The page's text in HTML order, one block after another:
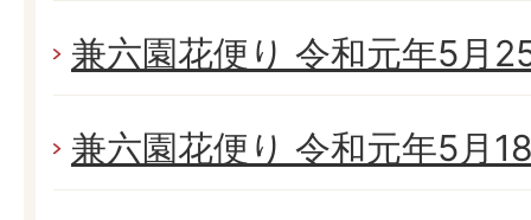
兼六園花便り 令和元年5月
兼六園花便り 令和元年5月